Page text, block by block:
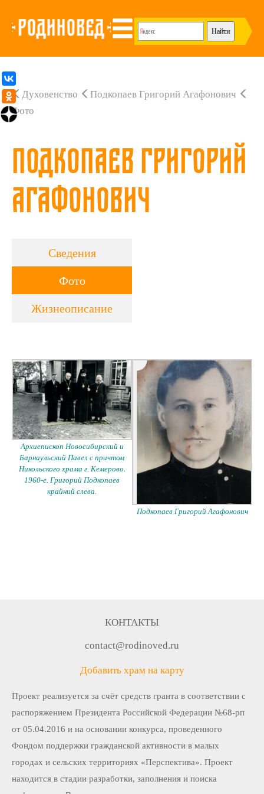
Духовенство
Подкопаев Григорий Агафонович
Фото
Подкопаев Григорий
Агафонович
Сведения
Фото
Жизнеописание
Архиепископ Новосибирский и
Барнаульский Павел с причтом
Никольского храма г. Кемерово.
1960-е. Григорий Подкопаев
крайний слева.
Подкопаев Григорий Агафонович
КОНТАКТЫ
contact@rodinoved.ru
Добавить храм на карту
Проект реализуется за счёт средств гранта в соответствии c
распоряжением Президента Российской Федерации №68-рп
от 05.04.2016 и на основании конкурса, проведенного
Фондом поддержки гражданской активности в малых
городах и сельских территориях «Перспектива». Проект
находится в стадии разработки, заполнения и поиска